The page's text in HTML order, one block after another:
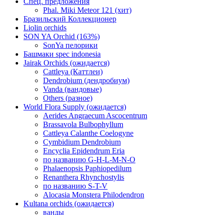
Phal. Miki Meteor 121 (хит)
Бразильский Коллекционер
Liolin orchids
SON YA Orchid (163%)
SonYa пелорики
Башмаки spec indonesia
Jairak Orchids (ожидается)
Cattleya (Каттлеи)
Dendrobium (дендробиум)
Vanda (вандовые)
Others (разное)
World Flora Supply (ожидается)
Aerides Angraecum Ascocentrum
Brassavola Bulbophyllum
Cattleya Calanthe Coelogyne
Cymbidium Dendrobium
Encyclia Epidendrum Eria
по названию G-H-L-M-N-O
Phalaenopsis Paphiopedilum
Renanthera Rhynchostylis
по названию S-T-V
Alocasia Monstera Philodendron
Kultana orchids (ожидается)
ванды